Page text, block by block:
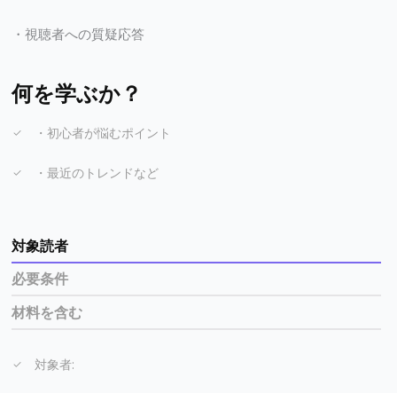
・視聴者への質疑応答
何を学ぶか？
・初心者が悩むポイント
・最近のトレンドなど
対象読者
必要条件
材料を含む
対象者: